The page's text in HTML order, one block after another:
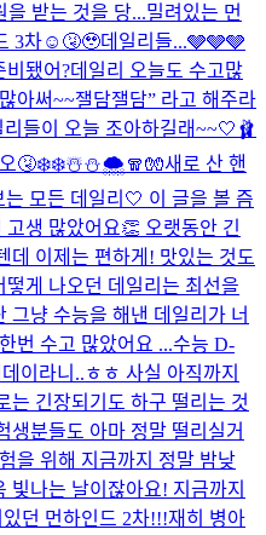
을 받는 것을 당...밀려있는 먼
3차☺️🤧🥹데일리들...🩶🩶🩶
비됐어?데일리 오늘도 수고많
아써~~잴담잴담” 라고 해주라
리들이 오늘 조아하길래~~🤍🩰
오🤧❄️❄️☃️⛄️🌨️🧣🧤새로 산 핸
는 모든 데일리🤍 이 글을 볼 즘
생 많았어요👏 오랫동안 긴
데 이제는 편하게! 맛있는 것도
게 나오던 데일리는 최선을
그냥 수능을 해낸 데일리가 너
번 수고 많았어요 ...수능 D-
이라니..ㅎㅎ 사실 아직까지
는 긴장되기도 하구 떨리는 것
생분들도 아마 정말 떨리실거
을 위해 지금까지 정말 밤낮
빛나는 날이잖아요! 지금까지
있던 먼하인드 2차!!!재히 병아